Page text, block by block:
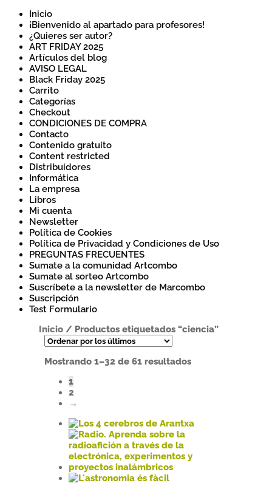
Inicio
¡Bienvenido al apartado para profesores!
¿Quieres ser autor?
ART FRIDAY 2025
Artículos del blog
AVISO LEGAL
Black Friday 2025
Carrito
Categorías
Checkout
CONDICIONES DE COMPRA
Contacto
Contenido gratuito
Content restricted
Distribuidores
Informática
La empresa
Libros
Mi cuenta
Newsletter
Política de Cookies
Política de Privacidad y Condiciones de Uso
PREGUNTAS FRECUENTES
Sumate a la comunidad Artcombo
Sumate al sorteo Artcombo
Suscríbete a la newsletter de Marcombo
Suscripción
Test Formulario
Inicio / Productos etiquetados “ciencia”
Mostrando 1–32 de 61 resultadosOrdenado
1
2
→
Este
producto
tiene
múltiples
variantes.
Este